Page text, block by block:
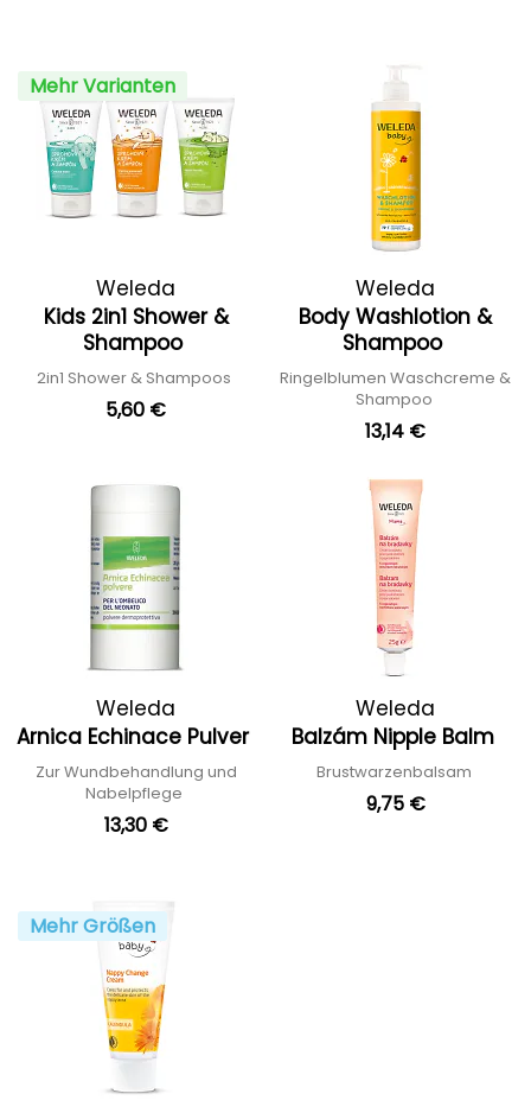
Mehr Varianten
Weleda
Kids 2in1 Shower &
Shampoo
2in1 Shower & Shampoos
5,60 €
Weleda
Body Washlotion &
Shampoo
Ringelblumen Waschcreme &
Shampoo
13,14 €
Weleda
Arnica Echinace Pulver
Zur Wundbehandlung und
Nabelpflege
13,30 €
Weleda
Balzám Nipple Balm
Brustwarzenbalsam
9,75 €
Mehr Größen